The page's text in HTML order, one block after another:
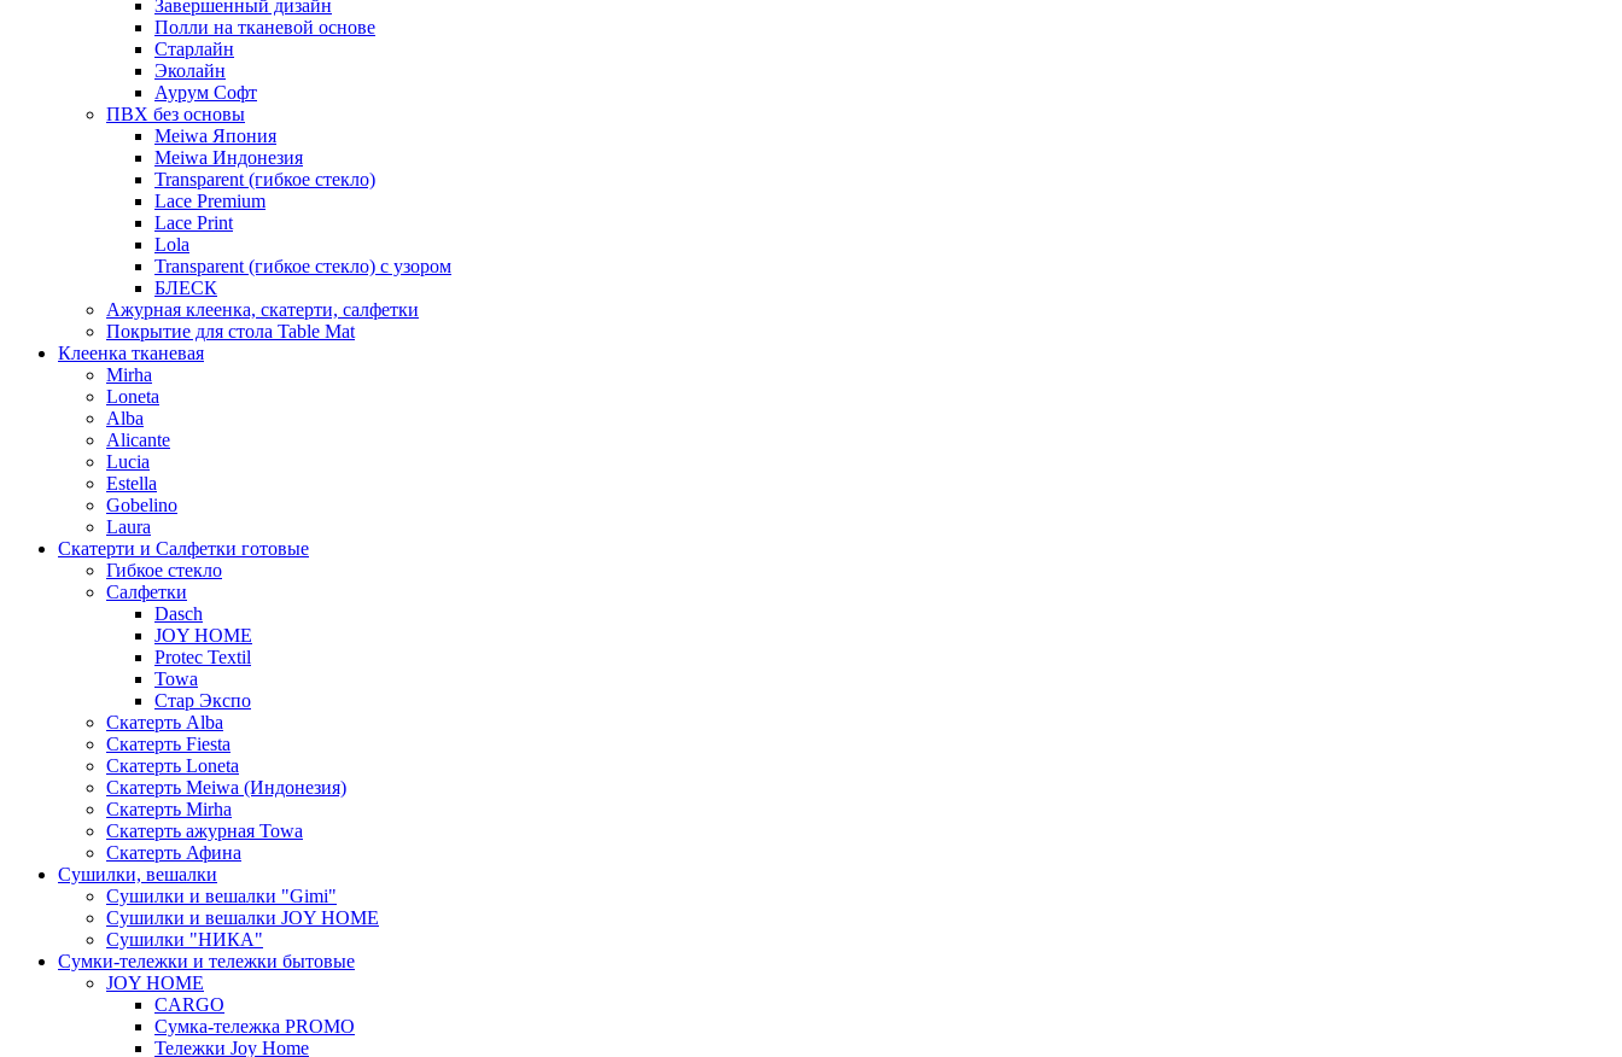
Завершенный дизайн
Полли на тканевой основе
Старлайн
Эколайн
Аурум Софт
ПВХ без основы
Meiwa Япония
Meiwa Индонезия
Transparent (гибкое стекло)
Lace Premium
Lace Print
Lola
Transparent (гибкое стекло) с узором
БЛЕСК
Ажурная клеенка, скатерти, салфетки
Покрытие для стола Table Mat
Клеенка тканевая
Mirha
Loneta
Alba
Alicante
Lucia
Estella
Gobelino
Laura
Скатерти и Салфетки готовые
Гибкое стекло
Салфетки
Dasch
JOY HOME
Protec Textil
Towa
Стар Экспо
Скатерть Alba
Скатерть Fiesta
Скатерть Loneta
Скатерть Meiwa (Индонезия)
Скатерть Mirha
Скатерть ажурная Towa
Скатерть Афина
Сушилки, вешалки
Сушилки и вешалки "Gimi"
Сушилки и вешалки JOY HOME
Сушилки "НИКА"
Cумки-тележки и тележки бытовые
JOY HOME
CARGO
Сумка-тележка PROMO
Тележки Joy Home